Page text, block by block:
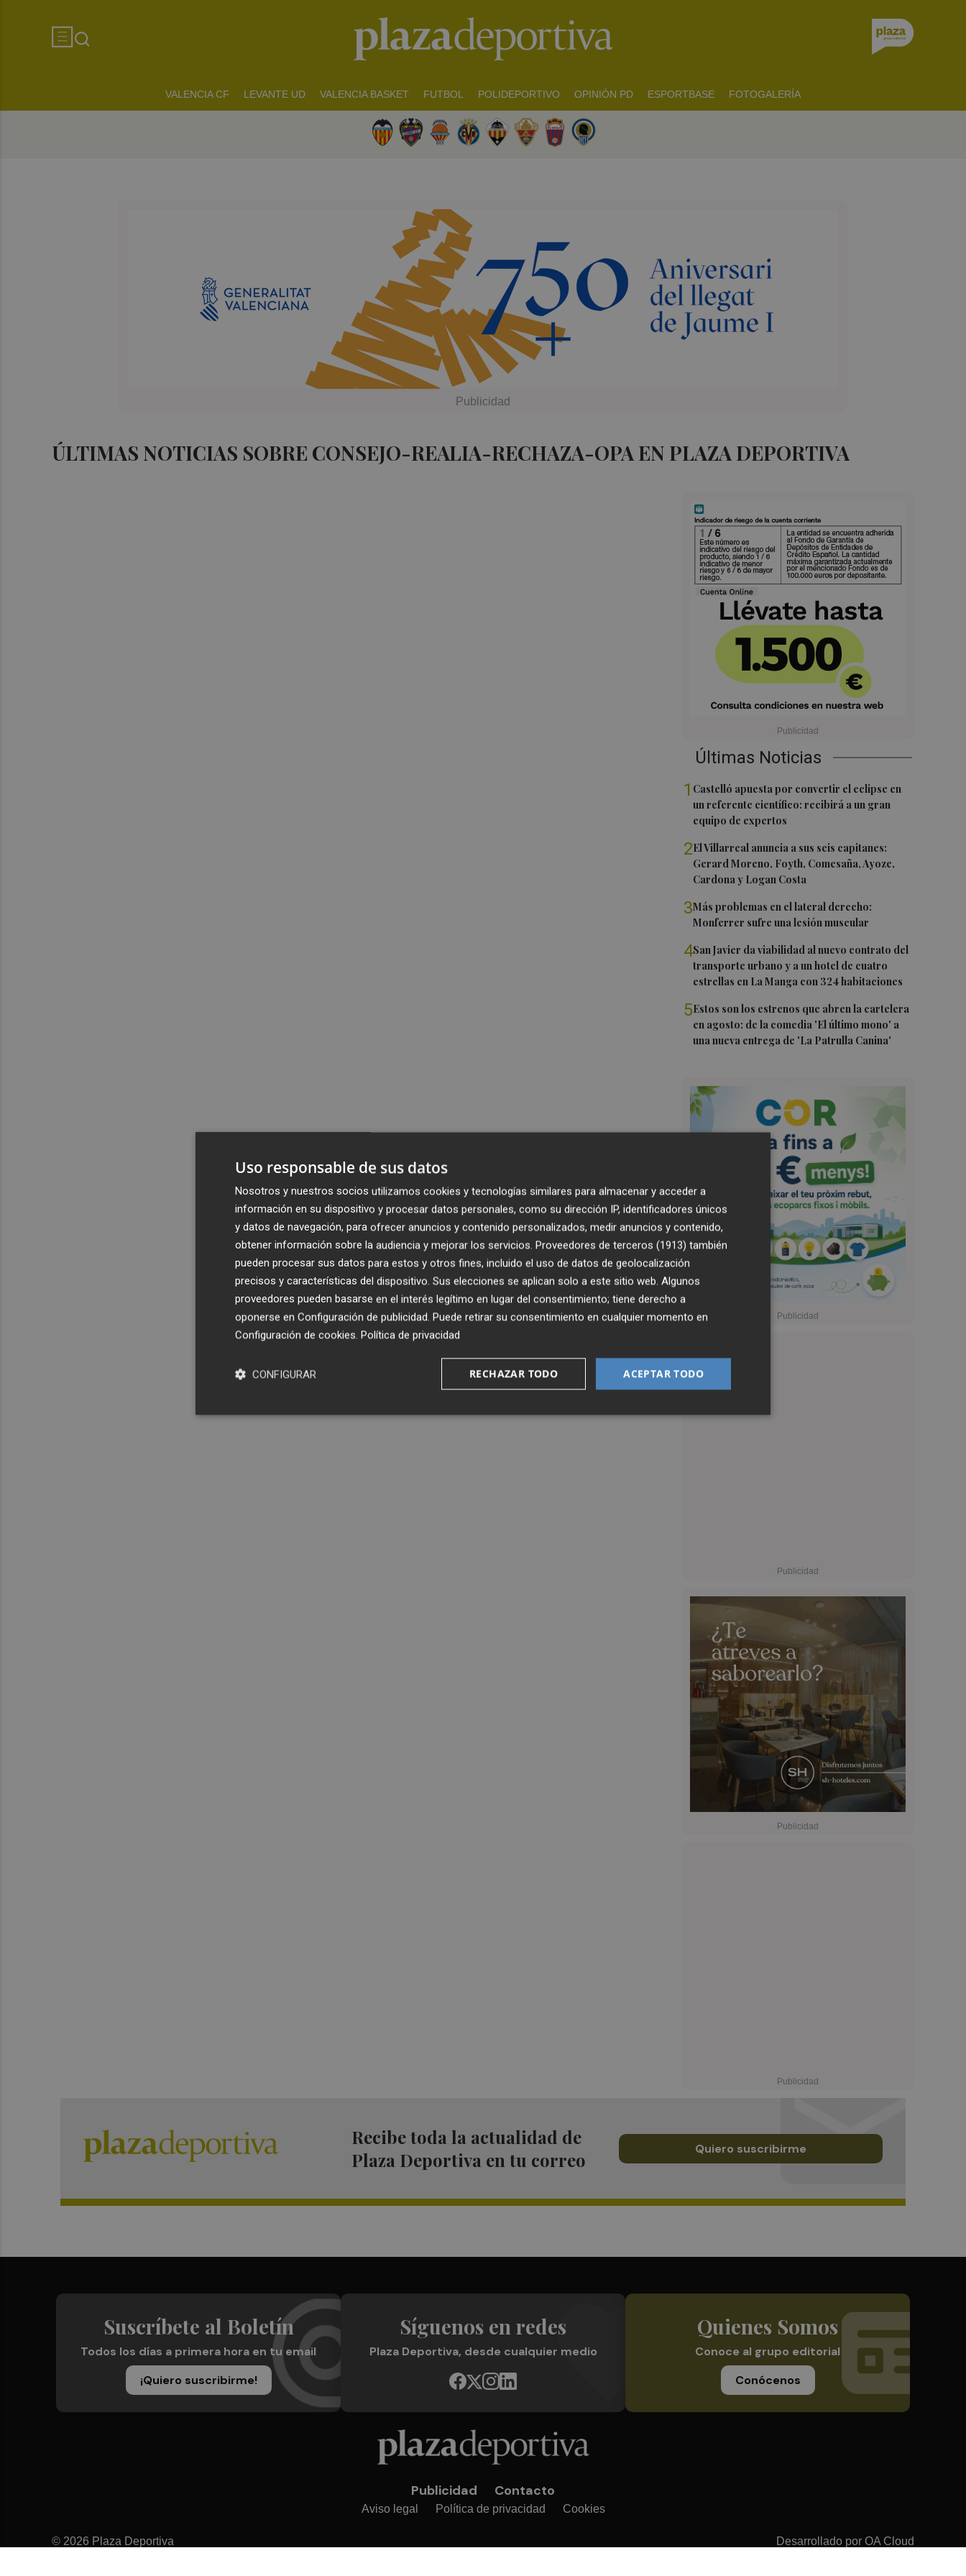
VALENCIA CF LEVANTE UD VALENCIA BASKET FUTBOL POLIDEPORTIVO OPINIÓN PD ESPORTBASE FOTOGALERÍA
ÚLTIMAS NOTICIAS SOBRE CONSEJO-REALIA-RECHAZA-OPA EN PLAZA DEPORTIVA
Últimas Noticias
1 Castelló apuesta por convertir el eclipse en
un referente científico: recibirá a un gran
equipo de expertos
2El Villarreal anuncia a sus seis capitanes:
Gerard Moreno, Foyth, Comesaña, Ayoze,
Cardona y Logan Costa
3Más problemas en el lateral derecho:
Monferrer sufre una lesión muscular
4San Javier da viabilidad al nuevo contrato del
transporte urbano y a un hotel de cuatro
estrellas en La Manga con 324 habitaciones
5Estos son los estrenos que abren la cartelera
en agosto: de la comedia 'El último mono' a
una nueva entrega de 'La Patrulla Canina'
Recibe toda la actualidad de
Plaza Deportiva en tu correo
Quiero suscribirme
Suscríbete al Boletín
Todos los días a primera hora en tu email
¡Quiero suscribirme!
Síguenos en redes
Plaza Deportiva, desde cualquier medio
Quienes Somos
Conoce al grupo editorial
Conócenos
Publicidad Contacto
Aviso legal Política de privacidad Cookies
© 2026 Plaza Deportiva Desarrollado por OA Cloud
Uso responsable de sus datos
Nosotros y nuestros socios utilizamos cookies y tecnologías similares para almacenar y acceder a
información en su dispositivo y procesar datos personales, como su dirección IP, identificadores únicos
y datos de navegación, para ofrecer anuncios y contenido personalizados, medir anuncios y contenido,
obtener información sobre la audiencia y mejorar los servicios. Proveedores de terceros (1913) también
pueden procesar sus datos para estos y otros fines, incluido el uso de datos de geolocalización
precisos y características del dispositivo. Sus elecciones se aplican solo a este sitio web. Algunos
proveedores pueden basarse en el interés legítimo en lugar del consentimiento; tiene derecho a
oponerse en Configuración de publicidad. Puede retirar su consentimiento en cualquier momento en
Configuración de cookies. Política de privacidad
ACEPTAR TODO
RECHAZAR TODO
CONFIGURAR